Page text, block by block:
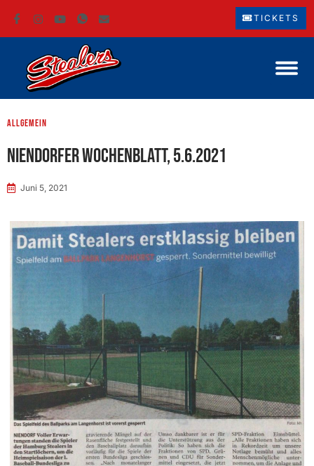
TICKETS
Allgemein
Niendorfer Wochenblatt, 5.6.2021
Juni 5, 2021